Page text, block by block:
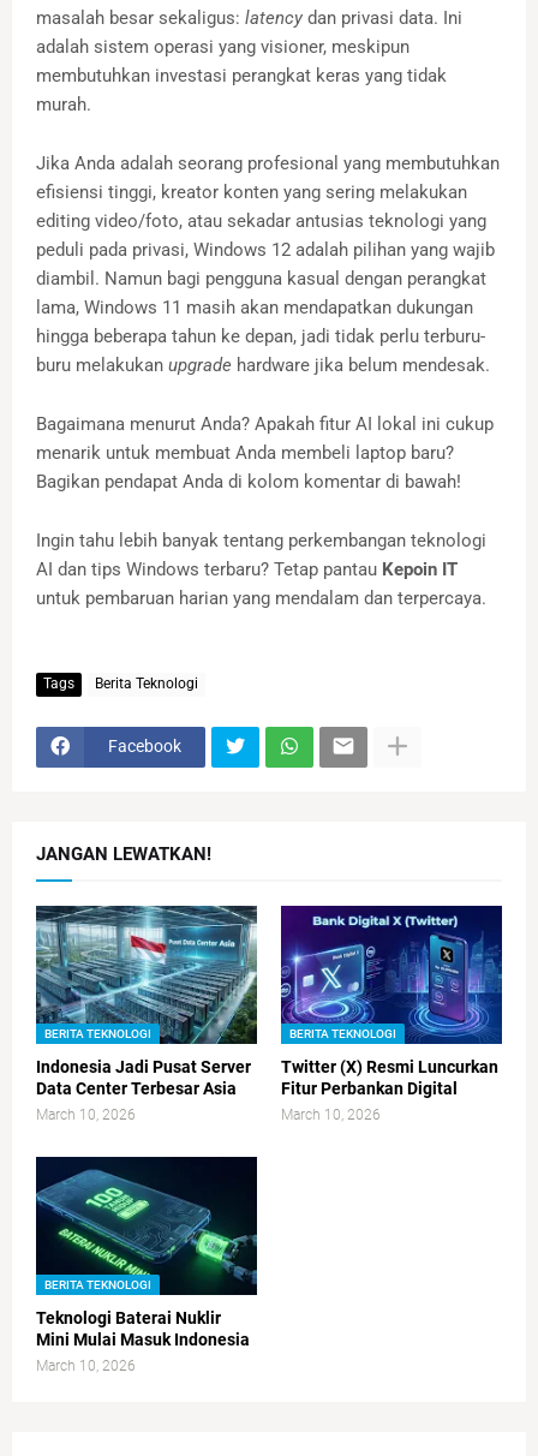
masalah besar sekaligus: latency dan privasi data. Ini
adalah sistem operasi yang visioner, meskipun
membutuhkan investasi perangkat keras yang tidak
murah.
Jika Anda adalah seorang profesional yang membutuhkan
efisiensi tinggi, kreator konten yang sering melakukan
editing video/foto, atau sekadar antusias teknologi yang
peduli pada privasi, Windows 12 adalah pilihan yang wajib
diambil. Namun bagi pengguna kasual dengan perangkat
lama, Windows 11 masih akan mendapatkan dukungan
hingga beberapa tahun ke depan, jadi tidak perlu terburu-
buru melakukan upgrade hardware jika belum mendesak.
Bagaimana menurut Anda? Apakah fitur AI lokal ini cukup
menarik untuk membuat Anda membeli laptop baru?
Bagikan pendapat Anda di kolom komentar di bawah!
Ingin tahu lebih banyak tentang perkembangan teknologi
AI dan tips Windows terbaru? Tetap pantau Kepoin IT
untuk pembaruan harian yang mendalam dan terpercaya.
Tags Berita Teknologi
Facebook
JANGAN LEWATKAN!
BERITA TEKNOLOGI
Indonesia Jadi Pusat Server
Data Center Terbesar Asia
March 10, 2026
BERITA TEKNOLOGI
Twitter (X) Resmi Luncurkan
Fitur Perbankan Digital
March 10, 2026
BERITA TEKNOLOGI
Teknologi Baterai Nuklir
Mini Mulai Masuk Indonesia
March 10, 2026